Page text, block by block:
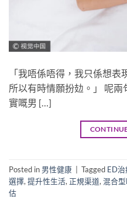
「我唔係唔得，我只係想表
所以有時情願扮攰。」 呢
實嘅男 […]
Posted in 男性健康 Tagged ED治
選擇,提升性生活, 正規渠道,混合型
估